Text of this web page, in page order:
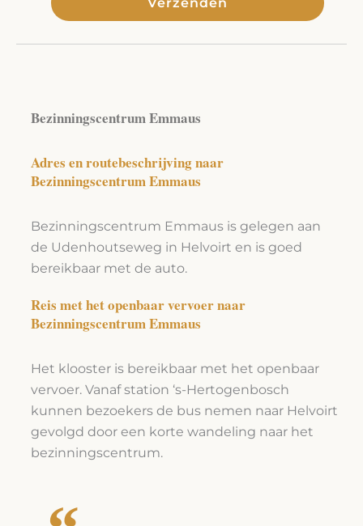
Bezinningscentrum Emmaus
Adres en routebeschrijving naar
Bezinningscentrum Emmaus
Bezinningscentrum Emmaus is gelegen aan
de Udenhoutseweg in Helvoirt en is goed
bereikbaar met de auto.
Reis met het openbaar vervoer naar
Bezinningscentrum Emmaus
Het klooster is bereikbaar met het openbaar
vervoer. Vanaf station ‘s-Hertogenbosch
kunnen bezoekers de bus nemen naar Helvoirt
gevolgd door een korte wandeling naar het
bezinningscentrum.